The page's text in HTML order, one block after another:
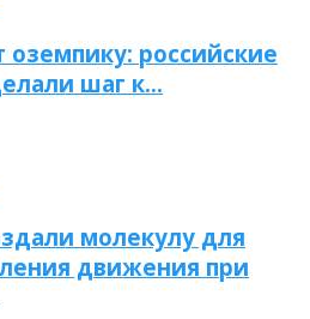
оземпику: российские
шаг к…
молекулу для
движения при